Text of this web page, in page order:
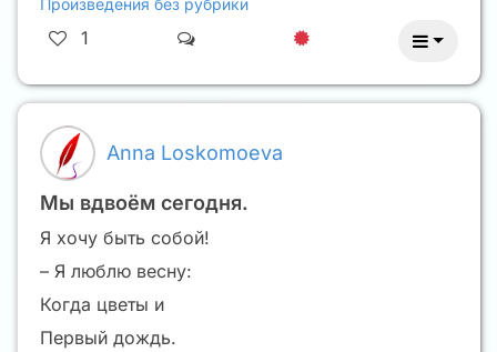
1
Anna Loskomoeva
Мы вдвоём сегодня.
Я хочу быть собой!
– Я люблю весну:
Когда цветы и
Первый дождь.